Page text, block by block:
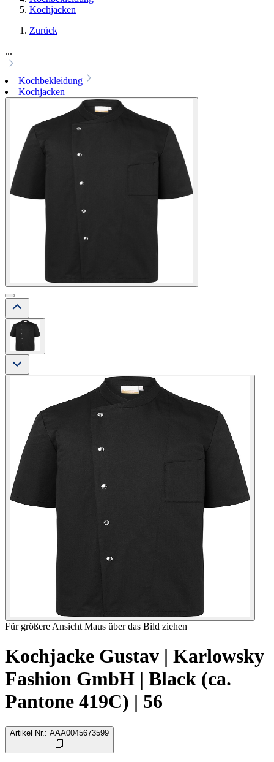
Kochjacken
Zurück
...
Kochbekleidung
Kochjacken
Für größere Ansicht Maus über das Bild ziehen
Kochjacke Gustav | Karlowsky
Fashion GmbH | Black (ca.
Pantone 419C) | 56
Artikel Nr. : AAA0045673599